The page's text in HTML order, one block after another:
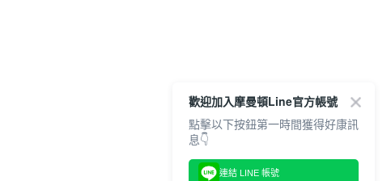
歡迎加入摩曼頓Line官方帳號
點擊以下按鈕第一時間獲得好康訊
息👇
連結 LINE 帳號